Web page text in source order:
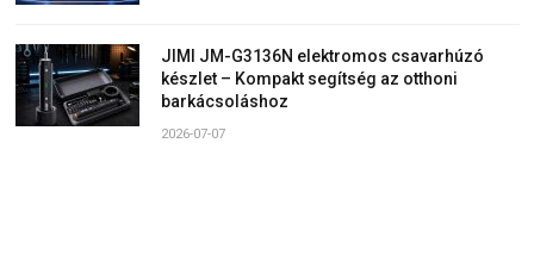
JIMI JM-G3136N elektromos csavarhúzó
készlet – Kompakt segítség az otthoni
barkácsoláshoz
2026-07-07